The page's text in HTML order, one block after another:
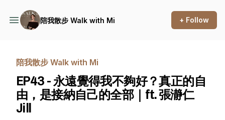
陪我散步 Walk with Mi + Follow
陪我散步 Walk with Mi
EP43 - 永遠覺得我不夠好？真正的自
由，是接納自己的全部｜ft. 張瀞仁
Jill